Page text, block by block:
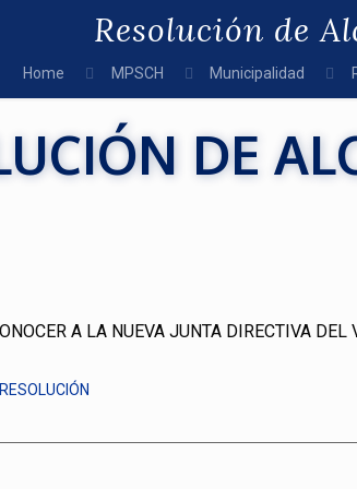
Resolución de
Home MPSCH Municipalidad
DE
A LA NUEVA JUNTA DIRECTIVA